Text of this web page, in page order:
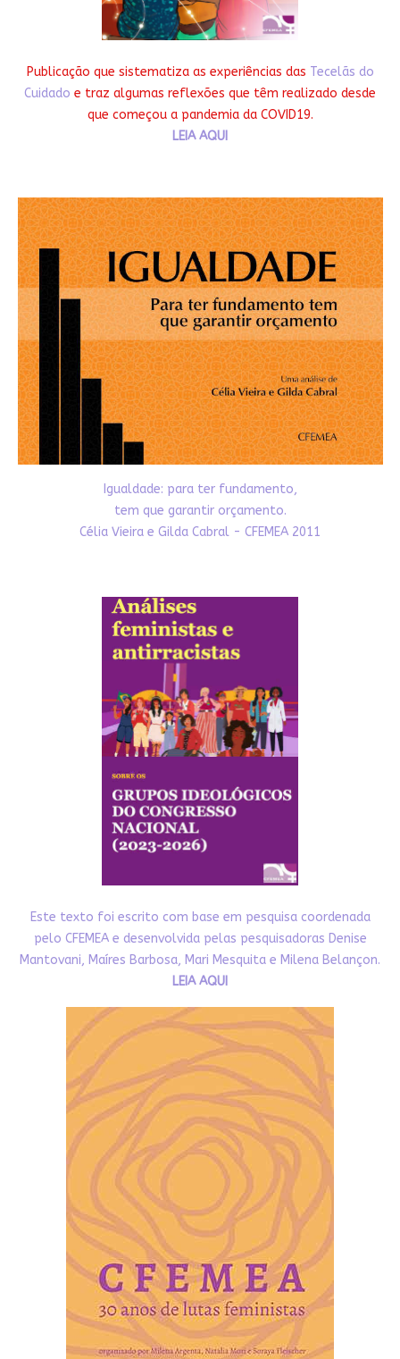
Publicação que sistematiza as experiências das Tecelãs do
Cuidado e traz algumas reflexões que têm realizado desde
que começou a pandemia da COVID19.
LEIA AQUI
Igualdade: para ter fundamento,
tem que garantir orçamento.
Célia Vieira e Gilda Cabral - CFEMEA 2011
Este texto foi escrito com base em pesquisa coordenada
pelo CFEMEA e desenvolvida pelas pesquisadoras Denise
Mantovani, Maíres Barbosa, Mari Mesquita e Milena Belançon.
LEIA AQUI